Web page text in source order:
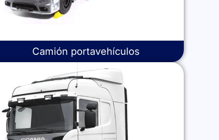
Camión portavehículos